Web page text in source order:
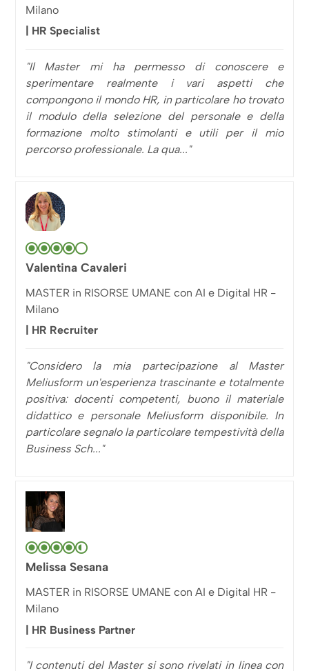
Milano
| HR Specialist
"Il Master mi ha permesso di conoscere e
sperimentare realmente i vari aspetti che
compongono il mondo HR, in particolare ho trovato
il modulo della selezione del personale e della
formazione molto stimolanti e utili per il mio
percorso professionale. La qua..."
Valentina Cavaleri
MASTER in RISORSE UMANE con AI e Digital HR -
Milano
| HR Recruiter
"Considero la mia partecipazione al Master
Meliusform un'esperienza trascinante e totalmente
positiva: docenti competenti, buono il materiale
didattico e personale Meliusform disponibile. In
particolare segnalo la particolare tempestività della
Business Sch..."
Melissa Sesana
MASTER in RISORSE UMANE con AI e Digital HR -
Milano
| HR Business Partner
"I contenuti del Master si sono rivelati in linea con